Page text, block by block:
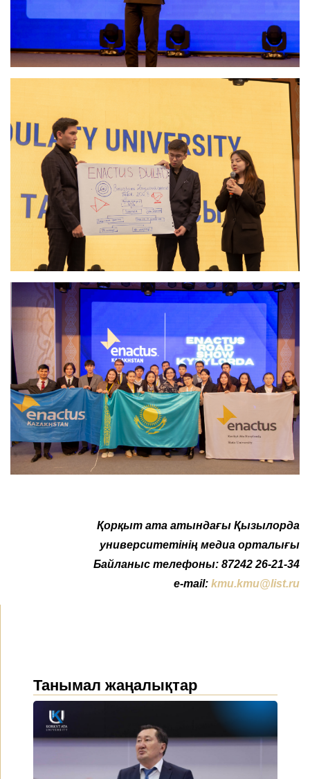
Қорқыт ата атындағы Қызылорда
университетінің медиа орталығы
Байланыс телефоны: 87242 26-21-34
e-mail: kmu.kmu@list.ru
Танымал жаңалықтар